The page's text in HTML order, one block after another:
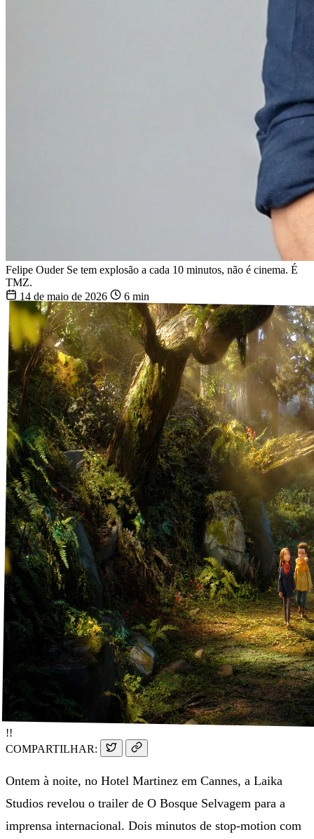
Felipe Ouder Se tem explosão a cada 10 minutos, não é cinema. É
TMZ.
14 de maio de 2026
6 min
!!
COMPARTILHAR:
Ontem à noite, no Hotel Martinez em Cannes, a Laika
Studios revelou o trailer de O Bosque Selvagem para a
imprensa internacional. Dois minutos de stop-motion com